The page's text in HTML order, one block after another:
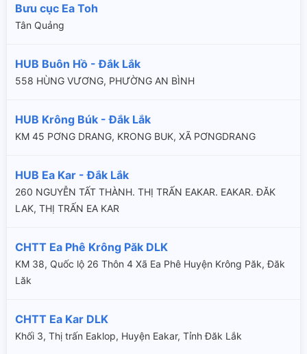
Bưu cục Ea Toh
Tân Quảng
HUB Buôn Hồ - Đắk Lắk
558 HÙNG VƯƠNG, PHƯỜNG AN BÌNH
HUB Krông Búk - Đắk Lắk
KM 45 PƠNG DRANG, KRONG BUK, XÃ PƠNGDRANG
HUB Ea Kar - Đắk Lắk
260 NGUYỄN TẤT THÀNH. THỊ TRẤN EAKAR. EAKAR. ĐĂK
LAK, THỊ TRẤN EA KAR
CHTT Ea Phê Krông Păk DLK
KM 38, Quốc lộ 26 Thôn 4 Xã Ea Phê Huyện Krông Păk, Đăk
Lăk
CHTT Ea Kar DLK
Khối 3, Thị trấn Eaklop, Huyện Eakar, Tỉnh Đăk Lắk